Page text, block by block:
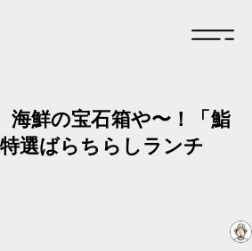
海鮮の宝石箱や〜！「鮨
選ばらちらしランチ